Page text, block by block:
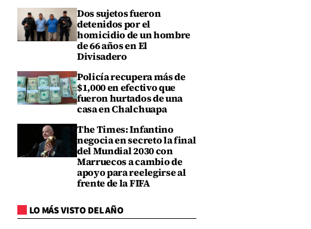
Dos sujetos fueron
detenidos por el
homicidio de un hombre
de 66 años en El
Divisadero
Policía recupera más de
$1,000 en efectivo que
fueron hurtados de una
casa en Chalchuapa
The Times: Infantino
negocia en secreto la final
del Mundial 2030 con
Marruecos a cambio de
apoyo para reelegirse al
frente de la FIFA
LO MÁS VISTO DEL AÑO